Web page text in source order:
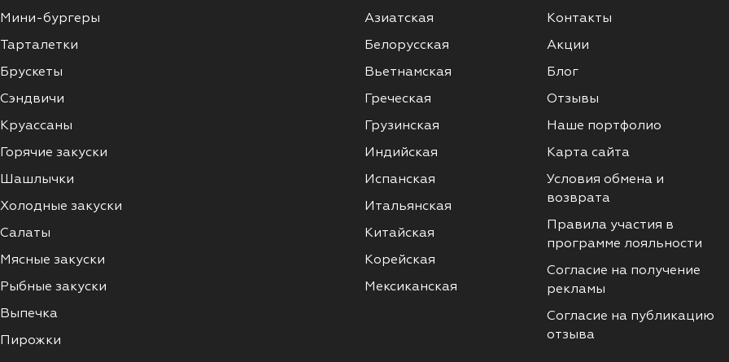
Мини-бургеры
Тарталетки
Брускеты
Сэндвичи
Круассаны
Горячие закуски
Шашлычки
Холодные закуски
Салаты
Мясные закуски
Рыбные закуски
Выпечка
Пирожки
Азиатская
Белорусская
Вьетнамская
Греческая
Грузинская
Индийская
Испанская
Итальянская
Китайская
Корейская
Мексиканская
Контакты
Акции
Блог
Отзывы
Наше портфолио
Карта сайта
Условия обмена и
возврата
Правила участия в
программе лояльности
Согласие на получение
рекламы
Согласие на публикацию
отзыва